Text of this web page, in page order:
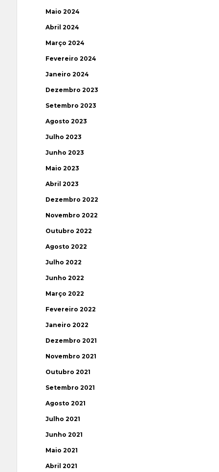
Maio 2024
Abril 2024
Março 2024
Fevereiro 2024
Janeiro 2024
Dezembro 2023
Setembro 2023
Agosto 2023
Julho 2023
Junho 2023
Maio 2023
Abril 2023
Dezembro 2022
Novembro 2022
Outubro 2022
Agosto 2022
Julho 2022
Junho 2022
Março 2022
Fevereiro 2022
Janeiro 2022
Dezembro 2021
Novembro 2021
Outubro 2021
Setembro 2021
Agosto 2021
Julho 2021
Junho 2021
Maio 2021
Abril 2021